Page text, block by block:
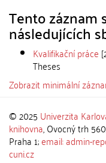
Tento záznam
následujících
Kvalifikační práce
Theses
Zobrazit minimální
© 2025 Univerzita
knihovna, Ovocný trh
Praha 1;email: admin-
cuni.cz